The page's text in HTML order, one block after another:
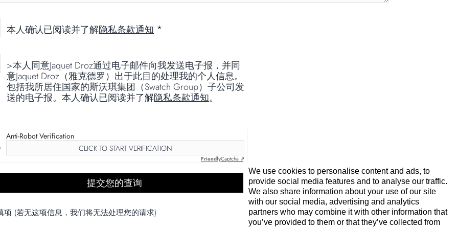
We use cookies to personalise content and ads, to
provide social media features and to analyse our traffic.
We also share information about your use of our site
with our social media, advertising and analytics
partners who may combine it with other information that
you’ve provided to them or that they’ve collected from
本人确认已阅读并了解隐私条款通知 *
>本人同意Jaquet Droz通过电子邮件向我发送电子报，并同
意Jaquet Droz（雅克德罗）出于此目的处理我的个人信息。
包括我所居住国家的斯沃琪集团（Swatch Group）子公司发
送的电子报。本人确认已阅读并了解隐私条款通知。
Anti-Robot Verification
CLICK TO START VERIFICATION
FriendlyCaptcha ⇗
项 (若无这项信息，我们将无法处理您的请求)